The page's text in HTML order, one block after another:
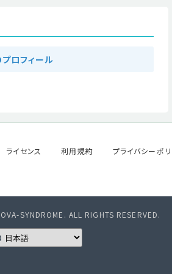
ロフィール
ライセンス 利用規約 プライバシーポ
SYNDROME. ALL RIGHTS RESERVED.